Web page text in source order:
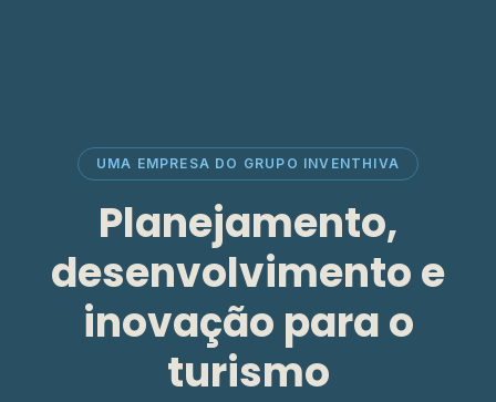
UMA EMPRESA DO GRUPO INVENTHIVA
Planejamento,
desenvolvimento e
inovação para o
turismo